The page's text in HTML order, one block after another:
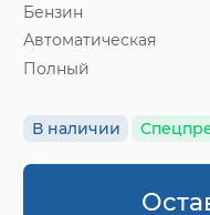
Бензин
Автоматическая
Полный
В наличии